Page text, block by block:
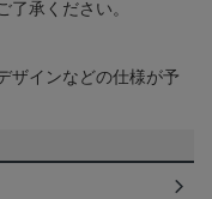
承ください。
ザインなどの仕様が予